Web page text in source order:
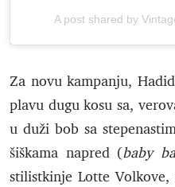
A post shared by
Za novu kampanju,
plavu dugu kosu sa,
u duži bob sa
šiškama napred (baby
stilistkinje Lotte Volkove,